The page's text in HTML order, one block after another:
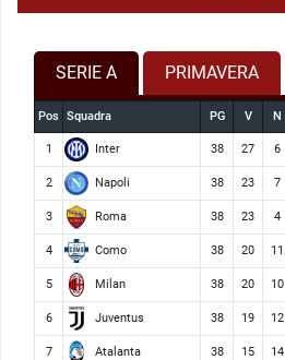
SERIE A PRIMAVERA
Pos Squadra PG V N
1 Inter 38 27 6
2 Napoli 38 23 7
3 Roma 38 23 4
4 Como 38 20 11
5 Milan 38 20 10
6 Juventus 38 19 12
7 Atalanta 38 15 14